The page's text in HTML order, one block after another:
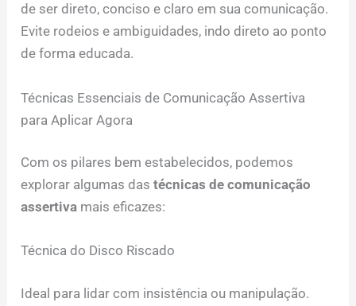
de ser direto, conciso e claro em sua comunicação.
Evite rodeios e ambiguidades, indo direto ao ponto
de forma educada.
Técnicas Essenciais de Comunicação Assertiva
para Aplicar Agora
Com os pilares bem estabelecidos, podemos
explorar algumas dastécnicas de comunicação
assertiva mais eficazes:
Técnica do Disco Riscado
Ideal para lidar com insistência ou manipulação.